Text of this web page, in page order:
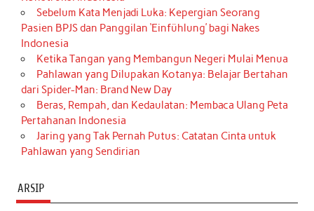
Sebelum Kata Menjadi Luka: Kepergian Seorang
Pasien BPJS dan Panggilan ‘Einfühlung’ bagi Nakes
Indonesia
Ketika Tangan yang Membangun Negeri Mulai Menua
Pahlawan yang Dilupakan Kotanya: Belajar Bertahan
dari Spider-Man: Brand New Day
Beras, Rempah, dan Kedaulatan: Membaca Ulang Peta
Pertahanan Indonesia
Jaring yang Tak Pernah Putus: Catatan Cinta untuk
Pahlawan yang Sendirian
ARSIP